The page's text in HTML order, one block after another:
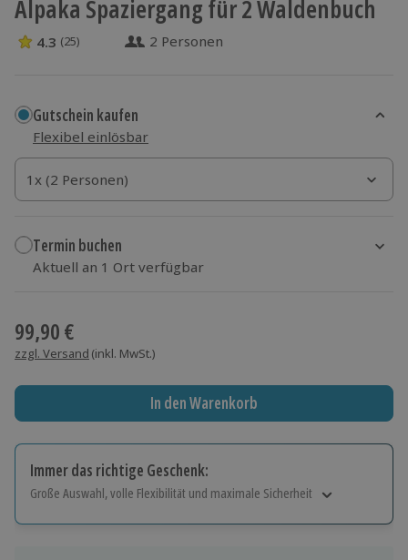
Alpaka Spaziergang für 2 Waldenbuch
4.3 Sterne von 5 aus 25 Bewertungen
4.3 (25) 2 Personen
Gutschein kaufen
Flexibel einlösbar
1x (2 Personen)
1x (2 Personen)
1x (2 Personen)
Termin buchen
Aktuell an 1 Ort verfügbar
99,90 €
zzgl. Versand (inkl. MwSt.)
In den Warenkorb
Immer das richtige Geschenk:
Große Auswahl, volle Flexibilität und maximale Sicherheit